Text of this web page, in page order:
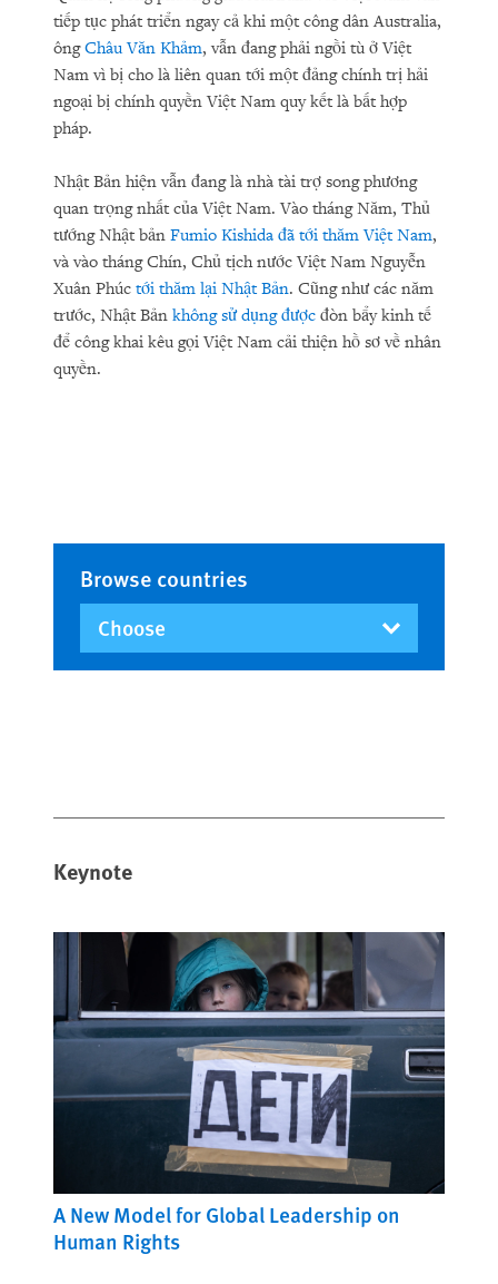
Keynote
A New Model for Global Leadership on
Human Rights
tiếp tục phát triển ngay cả khi một công dân Australia,
ôngChâu Văn Khảm, vẫn đang phải ngồi tù ở Việt
Nam vì bị cho là liên quan tới một đảng chính trị hải
ngoại bị chính quyền Việt Nam quy kết là bất hợp
pháp.
Nhật Bản hiện vẫn đang là nhà tài trợ song phương
quan trọng nhất của Việt Nam. Vào tháng Năm, Thủ
tướng Nhật bản Fumio Kishida đã tới thăm Việt Nam,
và vào tháng Chín, Chủ tịch nước Việt Nam Nguyễn
Xuân Phúc tới thăm lại Nhật Bản. Cũng như các năm
trước, Nhật Bản không sử dụng được đòn bẩy kinh tế
để công khai kêu gọi Việt Nam cải thiện hồ sơ về nhân
quyền.
Browse countries